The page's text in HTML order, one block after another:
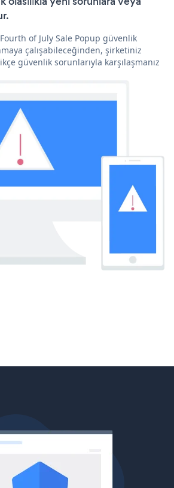
of July Sale Popup güvenlik
çalışabileceğinden, şirketiniz
güvenlik sorunlarıyla karşılaşmanız